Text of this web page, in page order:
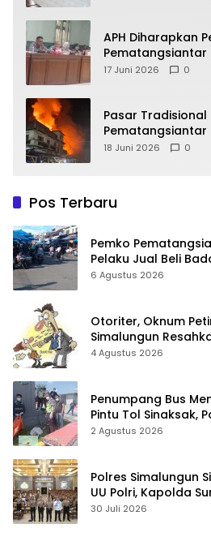
APH Diharapkan
Pematangsiantar
Kebocoran PAD
17 Juni 2026 0
Pasar Tradisional
Pematangsiantar
18 Juni 2026 0
Pos Terbaru
Pemko
Pelaku Jual Beli
6 Agustus 2026
Otoriter, Oknum
Simalungun
4 Agustus 2026
Penumpang Bus
Pintu Tol Sinaksak,
Nanggar Gerak
2 Agustus 2026
Polres Simalungun
UU Polri, Kapolda
Fondasi Penguatan
30 Juli 2026